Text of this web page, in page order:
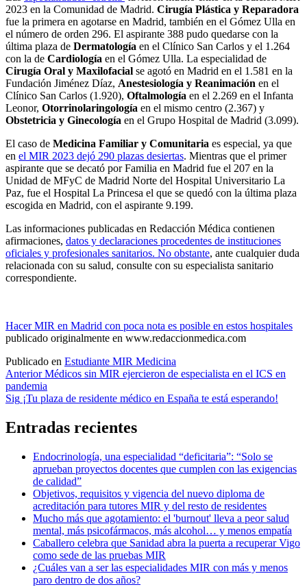
2023 en la Comunidad de Madrid. Cirugía Plástica y Reparadora
fue la primera en agotarse en Madrid, también en el Gómez Ulla en
el número de orden 296. El aspirante 388 pudo quedarse con la
última plaza de Dermatología en el Clínico San Carlos y el 1.264
con la de Cardiología en el Gómez Ulla. La especialidad de
Cirugía Oral y Maxilofacial se agotó en Madrid en el 1.581 en la
Fundación Jiménez Díaz, Anestesiología y Reanimación en el
Clínico San Carlos (1.920), Oftalmología en el 2.269 en el Infanta
Leonor, Otorrinolaringología en el mismo centro (2.367) y
Obstetricia y Ginecología en el Grupo Hospital de Madrid (3.099).
El caso de Medicina Familiar y Comunitaria es especial, ya que
en el MIR 2023 dejó 290 plazas desiertas. Mientras que el primer
aspirante que se decató por Familia en Madrid fue el 207 en la
Unidad de MFyC de Madrid Norte del Hospital Universitario La
Paz, fue el Hospital La Princesa el que se quedó con la última plaza
escogida en Madrid, con el aspirante 9.199.
Las informaciones publicadas en Redacción Médica contienen
afirmaciones, datos y declaraciones procedentes de instituciones
oficiales y profesionales sanitarios. No obstante, ante cualquier duda
relacionada con su salud, consulte con su especialista sanitario
correspondiente.
Hacer MIR en Madrid con poca nota es posible en estos hospitales
publicado originalmente en www.redaccionmedica.com
Publicado en Estudiante MIR Medicina
Navegación
de
Anterior Médicos sin MIR ejercieron de especialista en el ICS en
pandemia
Sig ¡Tu plaza de residente médico en España te está esperando!
Entradas recientes
Endocrinología, una especialidad “deficitaria”: “Solo se
aprueban proyectos docentes que cumplen con las exigencias
de calidad”
Objetivos, requisitos y vigencia del nuevo diploma de
acreditación para tutores MIR y del resto de residentes
Mucho más que agotamiento: el 'burnout' lleva a peor salud
mental, más psicofármacos, más alcohol… y menos empatía
Caballero celebra que Sanidad abra la puerta a recuperar Vigo
como sede de las pruebas MIR
¿Cuáles van a ser las especialidades MIR con más y menos
paro dentro de dos años?